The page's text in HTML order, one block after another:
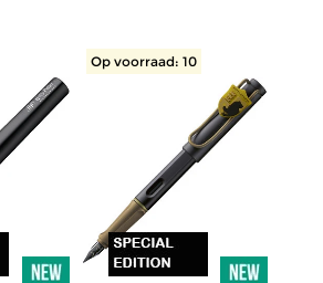
Op voorraad: 10